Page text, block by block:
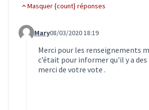
Masquer {count} réponses
Commentaire 1816 (réponse au
Mary08/03/2020 18:19
Merci pour les renseignements
c’était pour informer qu'il y a
merci de votre vote .